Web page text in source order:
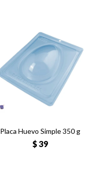
Placa Huevo Simple 350 g
$ 39